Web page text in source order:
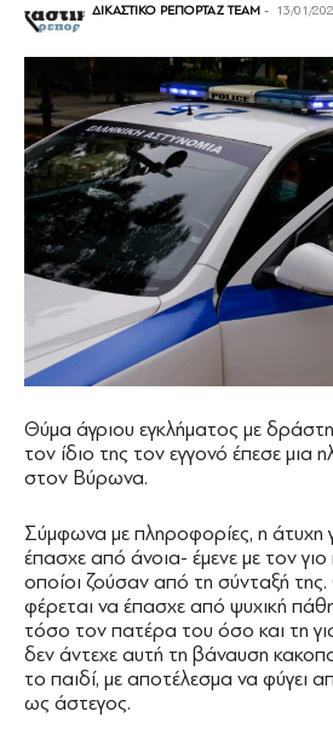
ΔΙΚΑΣΤΙΚΟ ΡΕΠΟΡΤΑΖ TEAM - 13/01/
Θύμα άγριου εγκλήματος με
τον ίδιο της τον εγγονό έπεσε μια
στον Βύρωνα.
Σύμφωνα με πληροφορίες, η άτυχη
έπασχε από άνοια- έμενε με τον γιο
οποίοι ζούσαν από τη σύνταξή
φέρεται να έπασχε από ψυχική
τόσο τον πατέρα του όσο και τη
δεν άντεχε αυτή τη βάναυση
το παιδί, με αποτέλεσμα να φύγει
ως άστεγος.